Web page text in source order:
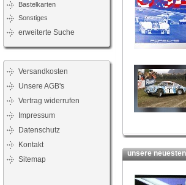
Bastelkarten
Sonstiges
erweiterte Suche
Versandkosten
Unsere AGB's
Vertrag widerrufen
Impressum
Datenschutz
Kontakt
Sitemap
unsere neuesten